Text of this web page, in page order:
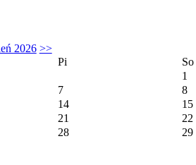
2026 >>
Pi
So
1
7
8
14
15
21
22
28
29